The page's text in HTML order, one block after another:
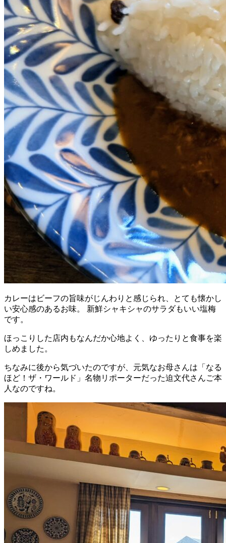
カレーはビーフの旨味がじんわりと感じられ、とても懐かし
い安心感のあるお味。 新鮮シャキシャのサラダもいい塩梅
です。
ほっこりした店内もなんだか心地よく、ゆったりと食事を楽
しめました。
ちなみに後から気づいたのですが、元気なお母さんは「なる
ほど！ザ・ワールド」名物リポーターだった迫文代さんご本
人なのですね。